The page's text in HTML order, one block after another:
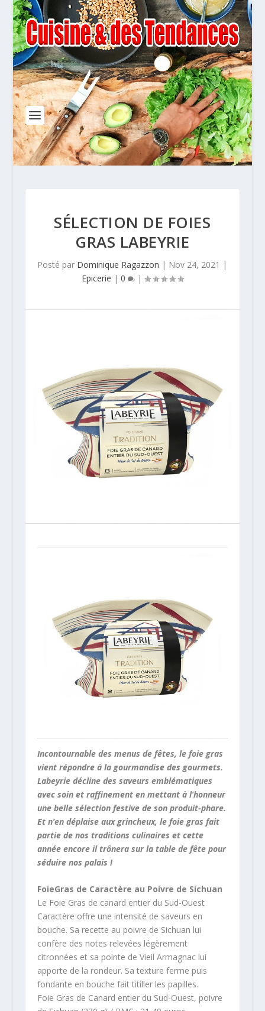
SÉLECTION DE FOIES
GRAS LABEYRIE
Posté par Dominique Ragazzon | Nov 24, 2021 |
Epicerie | 0 |
Incontournable des menus de fêtes, le foie gras
vient répondre à la gourmandise des gourmets.
Labeyrie décline des saveurs emblématiques
avec soin et raffinement en mettant à l’honneur
une belle sélection festive de son produit-phare.
Et n’en déplaise aux grincheux, le foie gras fait
partie de nos traditions culinaires et cette
année encore il trônera sur la table de fête pour
séduire nos palais !
FoieGras de Caractère au Poivre de Sichuan
Le Foie Gras de canard entier du Sud-Ouest
Caractère offre une intensité de saveurs en
bouche. Sa recette au poivre de Sichuan lui
confère des notes relevées légèrement
citronnées et sa pointe de Vieil Armagnac lui
apporte de la rondeur. Sa texture ferme puis
fondante en bouche fait titiller les papilles.
Foie Gras de Canard entier du Sud-Ouest, poivre